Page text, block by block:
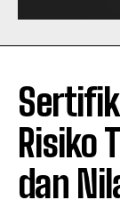
Risiko
dan